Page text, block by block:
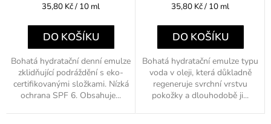
Měrná
35,80 Kč / 10 ml
DO KOŠÍKU
Bohatá hydratační denní emulze
zklidňující podráždění s eko-
certifikovanými složkami. Nízká
ochrana SPF 6. Obsahuje...
Měrná
35,80 Kč / 10 ml
DO KOŠÍKU
Bohatá hydratační emulze typu
voda v oleji, která důkladně
regeneruje svrchní vrstvu
pokožky a dlouhodobě ji...